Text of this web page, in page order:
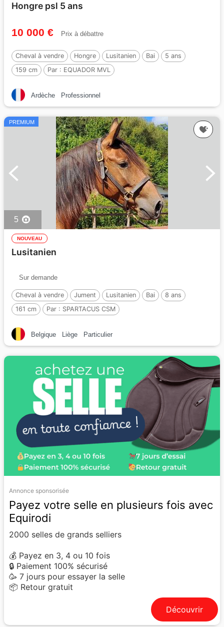
Hongre psl 5 ans
10 000 € Prix à débattre
Cheval à vendre Hongre Lusitanien Bai
5 ans
159 cm
Par : EQUADOR MVL
Ardèche Professionnel
PREMIUM
5
NOUVEAU
Lusitanien
Sur demande
Cheval à vendre Jument Lusitanien Bai
8 ans
161 cm
Par : SPARTACUS CSM
Belgique Liège Particulier
Annonce sponsorisée
Payez votre selle en plusieurs fois avec
Equirodi
2000 selles de grands selliers
💰 Payez en 3, 4 ou 10 fois
🔒 Paiement 100% sécurisé
🥳 7 jours pour essayer la selle
📦 Retour gratuit
Découvrir